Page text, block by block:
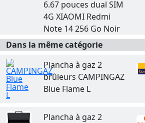
6.67 pouces dual SIM
4G XIAOMI Redmi
Note 14 256 Go Noir
Dans la même catégorie
Plancha à gaz 2
brûleurs CAMPINGAZ
Blue Flame L
Plancha à gaz 2